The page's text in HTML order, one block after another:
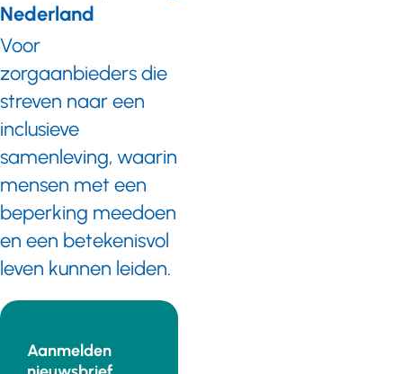
Nederland
Voor
zorgaanbieders die
streven naar een
inclusieve
samenleving, waarin
mensen met een
beperking meedoen
en een betekenisvol
leven kunnen leiden.
Aanmelden